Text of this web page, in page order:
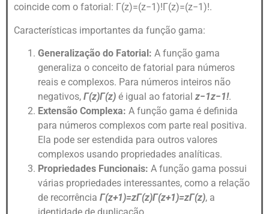
coincide com o fatorial: Γ(z)=(z−1)! Γ(z)=(z−1 )!.
Características importantes da função gama:
Generalização do Fatorial: A função gama
generaliza o conceito de fatorial para números
reais e complexos. Para números inteiros não
negativos, Γ(z)Γ(z) é igual ao fatorial z−1z−1!.
Extensão Complexa: A função gama é definida
para números complexos com parte real positiva.
Ela pode ser estendida para outros valores
complexos usando propriedades analíticas.
Propriedades Funcionais: A função gama possui
várias propriedades interessantes, como a relação
de recorrência Γ(z+1)=zΓ(z)Γ(z+1)=zΓ(z), a